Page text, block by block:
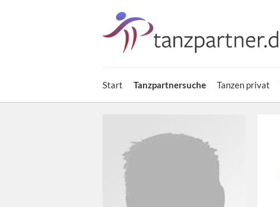
Start Tanzpartnersuche Tanzen privat